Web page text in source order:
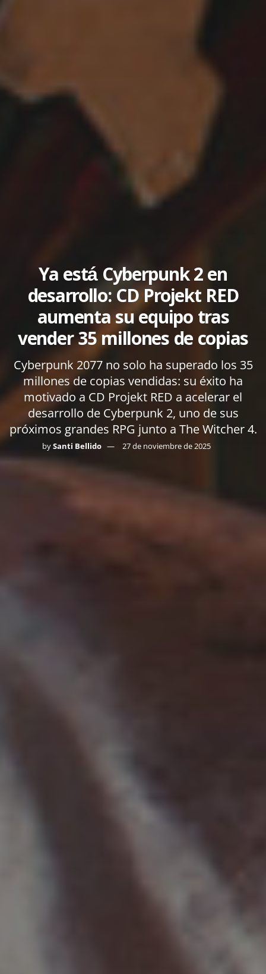
Ya está Cyberpunk 2 en
desarrollo: CD Projekt RED
aumenta su equipo tras
vender 35 millones de copias
Cyberpunk 2077 no solo ha superado los 35
millones de copias vendidas: su éxito ha
motivado a CD Projekt RED a acelerar el
desarrollo de Cyberpunk 2, uno de sus
próximos grandes RPG junto a The Witcher 4.
bySanti Bellido 27 de noviembre de 2025